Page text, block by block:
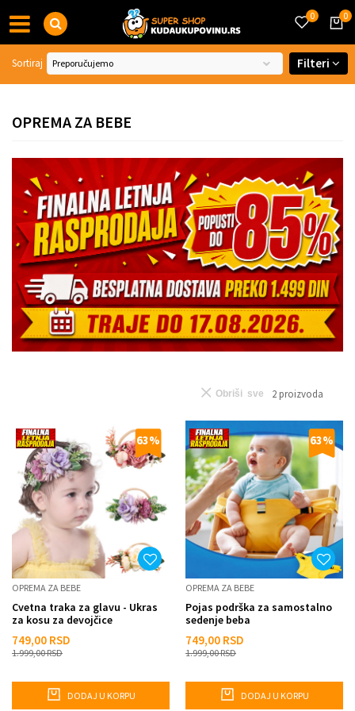
0
0
OPREMA ZA BEBE
Sortiraj Filteri
2 proizvoda
Obriši sve
63%
OPREMA ZA BEBE
Cvetna traka za glavu - Ukras
za kosu za devojčice
749,00 RSD
1.999,00RSD
DODAJ U KORPU
63%
OPREMA ZA BEBE
Pojas podrška za samostalno
sedenje beba
749,00 RSD
1.999,00RSD
DODAJ U KORPU